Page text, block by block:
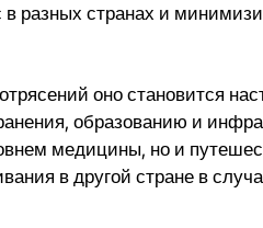
разных странах и
оно становится
образованию и
медицины, но и
в другой стране в